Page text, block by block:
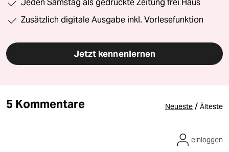
Jeden Samstag als gedruckte Zeitung frei Haus
Zusätzlich digitale Ausgabe inkl. Vorlesefunktion
Jetzt kennenlernen
5 Kommentare Neueste / Älteste
einloggen